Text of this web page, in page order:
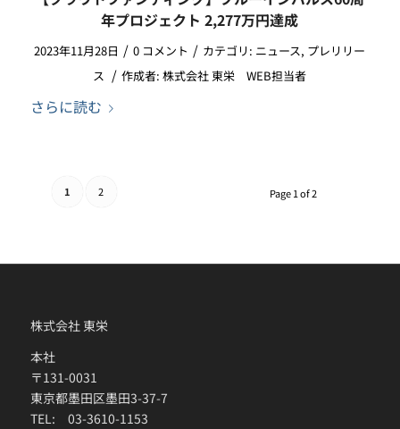
年プロジェクト 2,277万円達成
2023年11月28日 / 0 コメント / カテゴリ: ニュース, プレリリー
ス / 作成者:株式会社 東栄 WEB担当者
さらに読む
Page 1 of 2
1 2
株式会社 東栄
本社
〒131-0031
東京都墨田区墨田3-37-7
TEL: 03-3610-1153